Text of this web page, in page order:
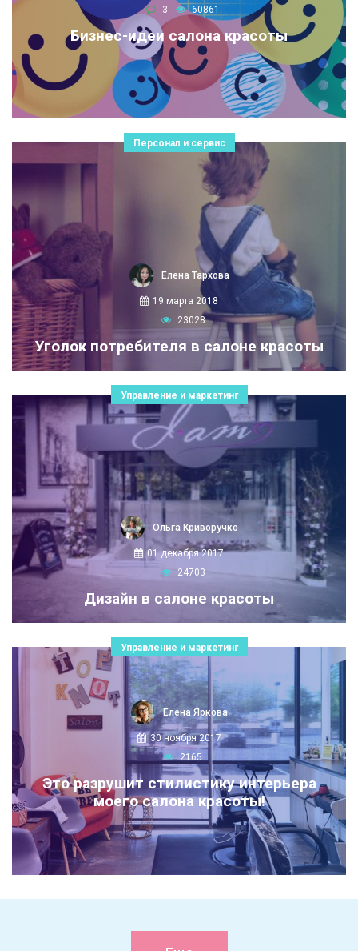
3 60861
Бизнес-идеи салона красоты
Персонал и сервис
Елена Тархова
19 марта 2018
23028
Уголок потребителя в салоне красоты
Управление и маркетинг
Ольга Криворучко
01 декабря 2017
24703
Дизайн в салоне красоты
Управление и маркетинг
Елена Яркова
30 ноября 2017
2165
Это разрушит стилистику интерьера
моего салона красоты!